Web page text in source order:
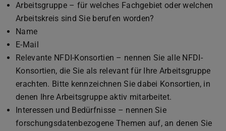
Arbeitsgruppe – für welches Fachgebiet oder welchen
Arbeitskreis sind Sie berufen worden?
Name
E-Mail
Relevante NFDI-Konsortien – nennen Sie alle NFDI-
Konsortien, die Sie als relevant für Ihre Arbeitsgruppe
erachten. Bitte kennzeichnen Sie dabei Konsortien, in
denen Ihre Arbeitsgruppe aktiv mitarbeitet.
Interessen und Bedürfnisse – nennen Sie
forschungsdatenbezogene Themen auf, an denen Sie